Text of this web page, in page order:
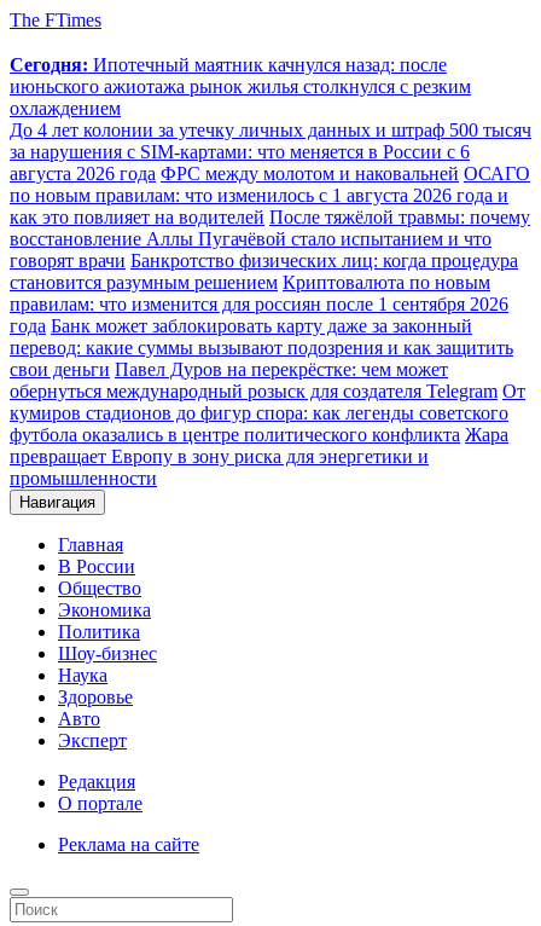
The FTimes
Сегодня: Ипотечный маятник качнулся назад: после
июньского ажиотажа рынок жилья столкнулся с резким
охлаждением
До 4 лет колонии за утечку личных данных и штраф 500 тысяч
за нарушения с SIM-картами: что меняется в России с 6
августа 2026 года ФРС между молотом и наковальней ОСАГО
по новым правилам: что изменилось с 1 августа 2026 года и
как это повлияет на водителей После тяжёлой травмы: почему
восстановление Аллы Пугачёвой стало испытанием и что
говорят врачи Банкротство физических лиц: когда процедура
становится разумным решением Криптовалюта по новым
правилам: что изменится для россиян после 1 сентября 2026
года Банк может заблокировать карту даже за законный
перевод: какие суммы вызывают подозрения и как защитить
свои деньги Павел Дуров на перекрёстке: чем может
обернуться международный розыск для создателя Telegram От
кумиров стадионов до фигур спора: как легенды советского
футбола оказались в центре политического конфликта Жара
превращает Европу в зону риска для энергетики и
промышленности
Навигация
Главная
В России
Общество
Экономика
Политика
Шоу-бизнес
Наука
Здоровье
Авто
Эксперт
Редакция
О портале
Реклама на сайте